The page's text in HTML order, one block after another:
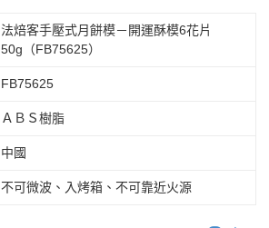
法焙客手壓式月餅模－開運酥模6花片
50g（FB75625）
FB75625
ＡＢＳ樹脂
中國
不可微波、入烤箱、不可靠近火源